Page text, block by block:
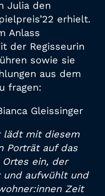
Julia den
erhielt.
Anlass
der Regisseurin
sowie sie
aus dem
fragen:
Gleissinger
lädt mit diesem
Porträt auf das
ein, der
und aufwühlt und
Zeit